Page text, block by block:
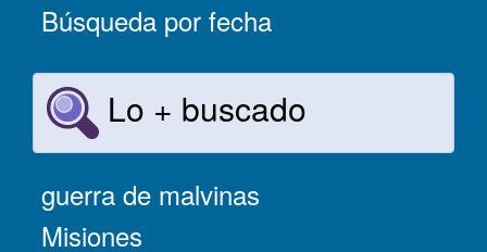
Búsqueda por fecha
Lo + buscado
guerra de malvinas
Misiones